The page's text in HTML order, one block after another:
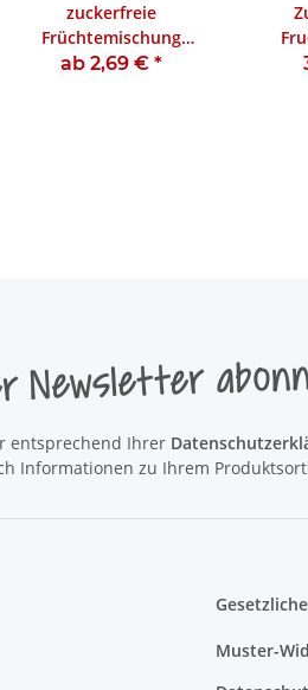
zuckerfreie
Früchtemischung
Bonbon
ab 2,69 € *
Newsletter
entsprechend Ihrer
Informationen zu Ihrem
Muster-